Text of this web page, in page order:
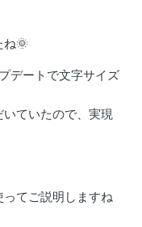
ね🌞
デートで文字サイズ
ていたので、実現
てご説明しますね